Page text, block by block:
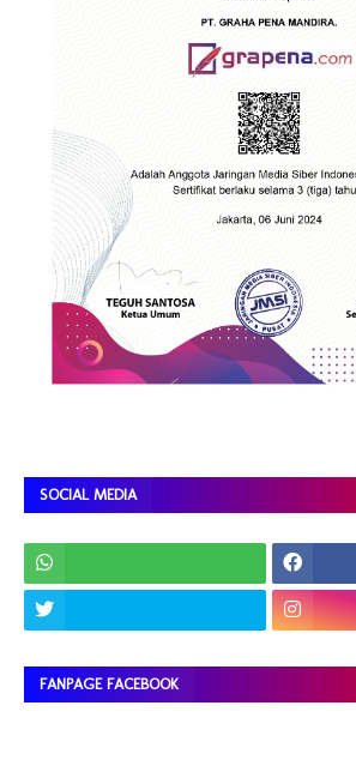
SOCIAL MEDIA
FANPAGE FACEBOOK